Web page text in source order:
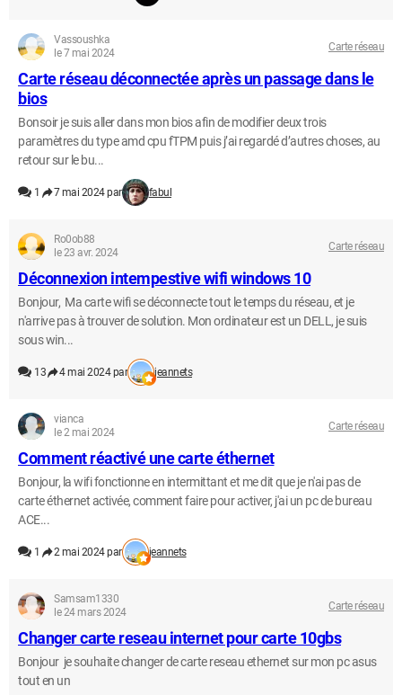
Vassoushka
le 7 mai 2024
Carte réseau
Carte réseau déconnectée après un passage dans le
bios
Bonsoir je suis aller dans mon bios afin de modifier deux trois
paramètres du type amd cpu fTPM puis j’ai regardé d’autres choses, au
retour sur le bu...
1 7 mai 2024 par fabul
Ro0ob88
le 23 avr. 2024
Carte réseau
Déconnexion intempestive wifi windows 10
Bonjour, Ma carte wifi se déconnecte tout le temps du réseau, et je
n'arrive pas à trouver de solution. Mon ordinateur est un DELL, je suis
sous win...
13 4 mai 2024 par jeannets
vianca
le 2 mai 2024
Carte réseau
Comment réactivé une carte éthernet
Bonjour, la wifi fonctionne en intermittant et me dit que je n'ai pas de
carte éthernet activée, comment faire pour activer, j'ai un pc de bureau
ACE...
1 2 mai 2024 par jeannets
Samsam1330
le 24 mars 2024
Carte réseau
Changer carte reseau internet pour carte 10gbs
Bonjour je souhaite changer de carte reseau ethernet sur mon pc asus
tout en un